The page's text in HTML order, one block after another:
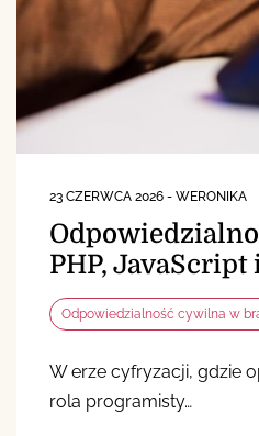
23 CZERWCA 2026 - WERONIKA
PHP, JavaScript
Odpowiedzialność cywilna w
W erze cyfryzacji, gdzie
rola programisty…